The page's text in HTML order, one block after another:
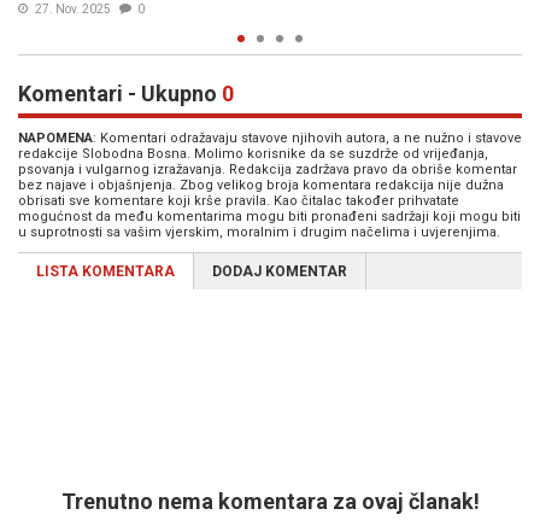
15. Jul. 2025
Komentari - Ukupno 0
NAPOMENA: Komentari odražavaju stavove njihovih autora, a ne nužno i stavove
redakcije Slobodna Bosna. Molimo korisnike da se suzdrže od vrijeđanja,
psovanja i vulgarnog izražavanja. Redakcija zadržava pravo da obriše komentar
bez najave i objašnjenja. Zbog velikog broja komentara redakcija nije dužna
obrisati sve komentare koji krše pravila. Kao čitalac također prihvatate
mogućnost da među komentarima mogu biti pronađeni sadržaji koji mogu biti
u suprotnosti sa vašim vjerskim, moralnim i drugim načelima i uvjerenjima.
LISTA KOMENTARA DODAJ KOMENTAR
Trenutno nema komentara za ovaj članak!